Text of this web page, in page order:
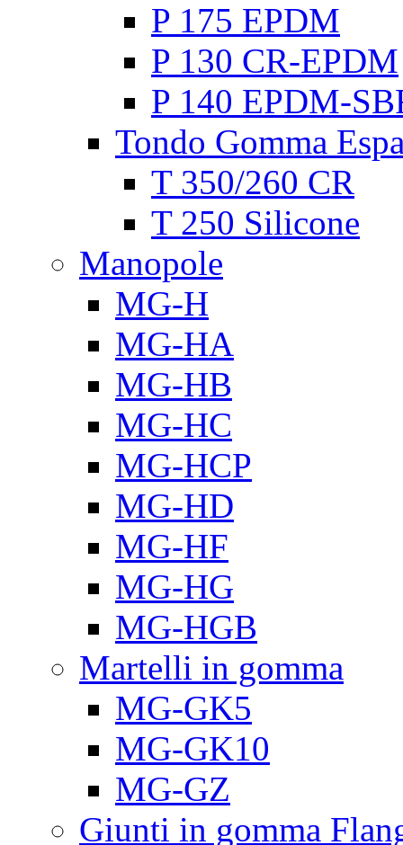
P 175 EPDM
P 130 CR-EPDM
P 140 EPDM-
Tondo Gomma
T 350/260 CR
T 250 Silicone
Manopole
MG-H
MG-HA
MG-HB
MG-HC
MG-HCP
MG-HD
MG-HF
MG-HG
MG-HGB
Martelli in gomma
MG-GK5
MG-GK10
MG-GZ
Giunti in gomma